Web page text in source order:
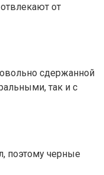
от
сдержанной
так и с
поэтому черные